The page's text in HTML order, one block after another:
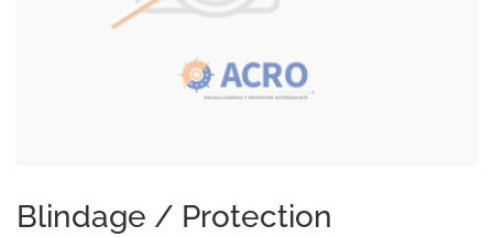
Blindage / Protection